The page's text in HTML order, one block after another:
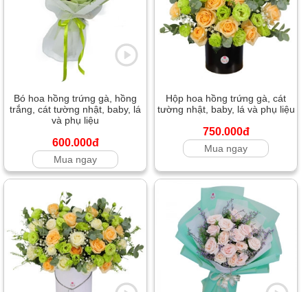
Bó hoa hồng trứng gà, hồng
trắng, cát tường nhật, baby, lá
và phụ liệu
600.000đ
Mua ngay
Hộp hoa hồng trứng gà, cát
tường nhật, baby, lá và phụ liệu
750.000đ
Mua ngay